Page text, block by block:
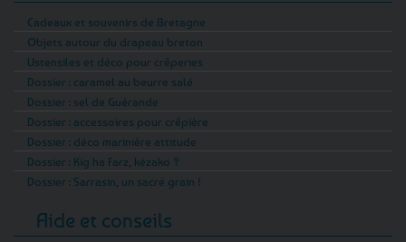
Cadeaux et souvenirs de Bretagne
Objets autour du drapeau breton
Ustensiles et déco pour crêperies
Dossier : caramel au beurre salé
Dossier : sel de Guérande
Dossier : accessoires pour crêpière
Dossier : déco marinière attitude
Dossier : Kig ha Farz, kézako ?
Dossier : Sarrasin, un sacré grain !
Aide et conseils